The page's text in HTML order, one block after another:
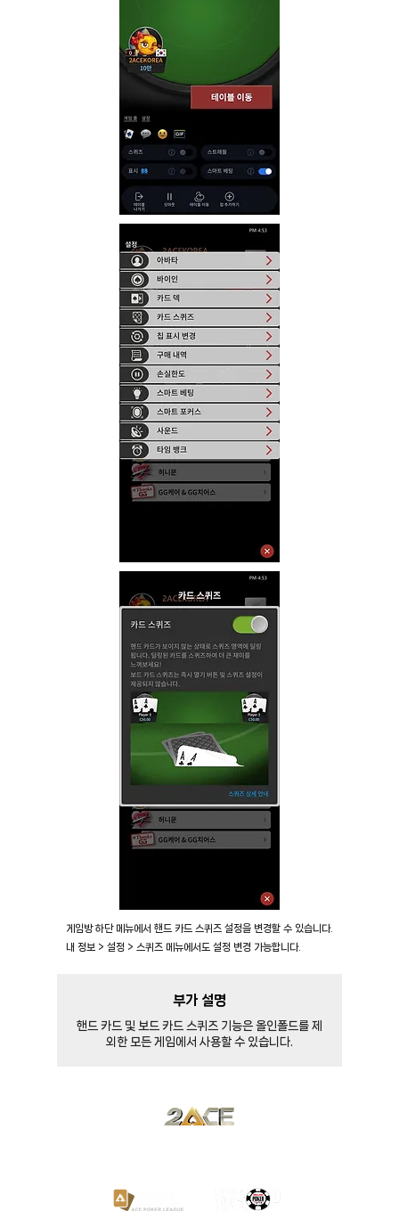
게임방 하단 메뉴에서 핸드 카드 스퀴즈 설정을 변경할 수 있습니다.
내 정보 > 설정 > 스퀴즈 메뉴에서도 설정 변경 가능합니다.
부가 설명
핸드 카드 및 보드 카드 스퀴즈 기능은 올인폴드를 제
외한 모든 게임에서 사용할 수 있습니다.